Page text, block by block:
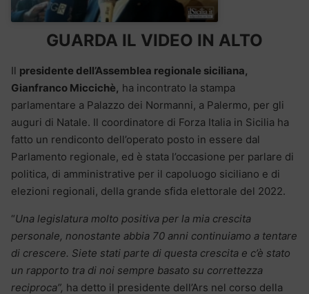
GUARDA IL VIDEO IN ALTO
Il presidente dell’Assemblea regionale siciliana,
Gianfranco Miccichè, ha incontrato la stampa
parlamentare a Palazzo dei Normanni, a Palermo, per gli
auguri di Natale. Il coordinatore di Forza Italia in Sicilia ha
fatto un rendiconto dell’operato posto in essere dal
Parlamento regionale, ed è stata l’occasione per parlare di
politica, di amministrative per il capoluogo siciliano e di
elezioni regionali, della grande sfida elettorale del 2022.
“Una legislatura molto positiva per la mia crescita
personale, nonostante abbia 70 anni continuiamo a tentare
di crescere. Siete stati parte di questa crescita e c’è stato
un rapporto tra di noi sempre basato su correttezza
reciproca”, ha detto il presidente dell’Ars nel corso della